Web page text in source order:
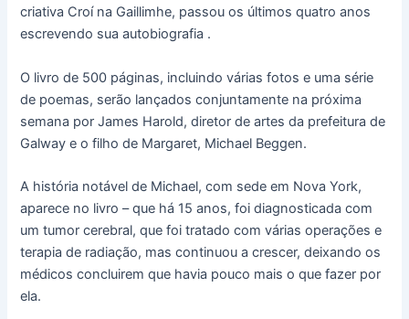
criativa Croí na Gaillimhe, passou os últimos quatro anos
escrevendo sua autobiografia .
O livro de 500 páginas, incluindo várias fotos e uma série
de poemas, serão lançados conjuntamente na próxima
semana por James Harold, diretor de artes da prefeitura de
Galway e o filho de Margaret, Michael Beggen.
A história notável de Michael, com sede em Nova York,
aparece no livro – que há 15 anos, foi diagnosticada com
um tumor cerebral, que foi tratado com várias operações e
terapia de radiação, mas continuou a crescer, deixando os
médicos concluirem que havia pouco mais o que fazer por
ela.